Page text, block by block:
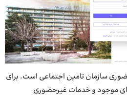
سازمان تامین اجتماعی است. برای
موجود و خدمات غیرحضوری